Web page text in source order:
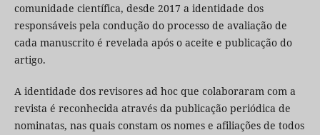
comunidade científica, desde 2017 a identidade dos
responsáveis pela condução do processo de avaliação de
cada manuscrito é revelada após o aceite e publicação do
artigo.
A identidade dos revisores ad hoc que colaboraram com a
revista é reconhecida através da publicação periódica de
nominatas, nas quais constam os nomes e afiliações de todos